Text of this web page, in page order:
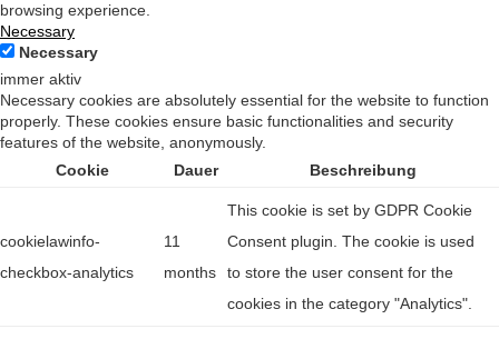
browsing experience.
Necessary
Necessary
immer aktiv
Necessary cookies are absolutely essential for the website to function
properly. These cookies ensure basic functionalities and security
features of the website, anonymously.
Cookie
Dauer Beschreibung
cookielawinfo-
checkbox-analytics
11
months
This cookie is set by GDPR Cookie
Consent plugin. The cookie is used
to store the user consent for the
cookies in the category "Analytics".